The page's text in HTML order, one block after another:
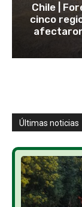
Chile |
cinco
Últimas noticias